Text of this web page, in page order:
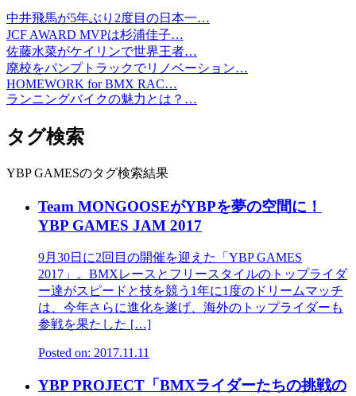
中井飛馬が5年ぶり2度目の日本一…
JCF AWARD MVPは杉浦佳子…
佐藤水菜がケイリンで世界王者…
廃校をパンプトラックでリノベーション…
HOMEWORK for BMX RAC…
ランニングバイクの魅力とは？…
タグ検索
YBP GAMESのタグ検索結果
Team MONGOOSEがYBPを夢の空間に！
YBP GAMES JAM 2017
9月30日に2回目の開催を迎えた「YBP GAMES
2017」。BMXレースとフリースタイルのトップライダ
ー達がスピードと技を競う1年に1度のドリームマッチ
は、今年さらに進化を遂げ、海外のトップライダーも
参戦を果たした […]
Posted on: 2017.11.11
YBP PROJECT「BMXライダーたちの挑戦の